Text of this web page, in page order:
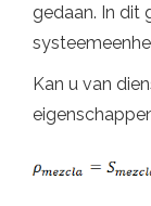
gedaan. In dit
Kan u van